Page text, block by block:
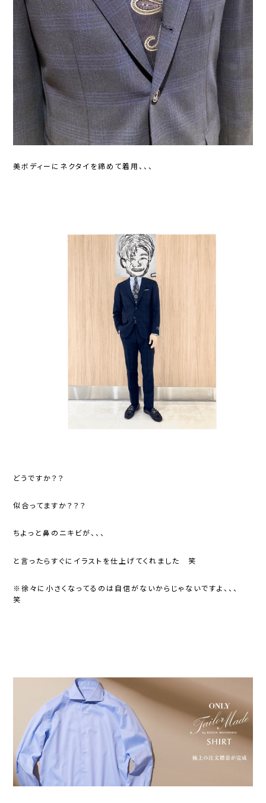
美ボディーにネクタイを締めて着用、、、
どうですか？？
似合ってますか？？？
ちよっと鼻のニキビが、、、
と言ったらすぐにイラストを仕上げてくれました 笑
※徐々に小さくなってるのは自信がないからじゃないですよ、、、
笑